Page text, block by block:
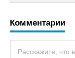
Комментарии